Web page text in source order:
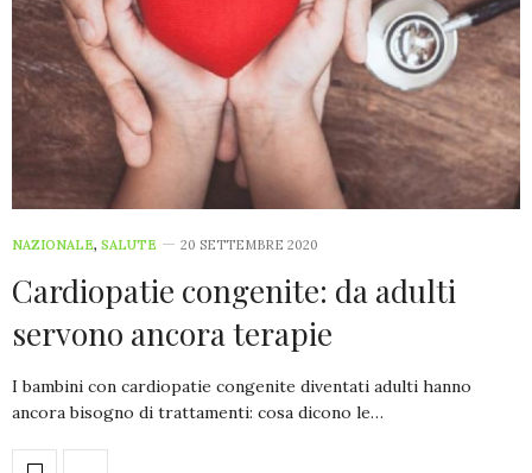
NAZIONALE, SALUTE 20 SETTEMBRE 2020
Cardiopatie congenite: da adulti
servono ancora terapie
I bambini con cardiopatie congenite diventati adulti hanno
ancora bisogno di trattamenti: cosa dicono le…